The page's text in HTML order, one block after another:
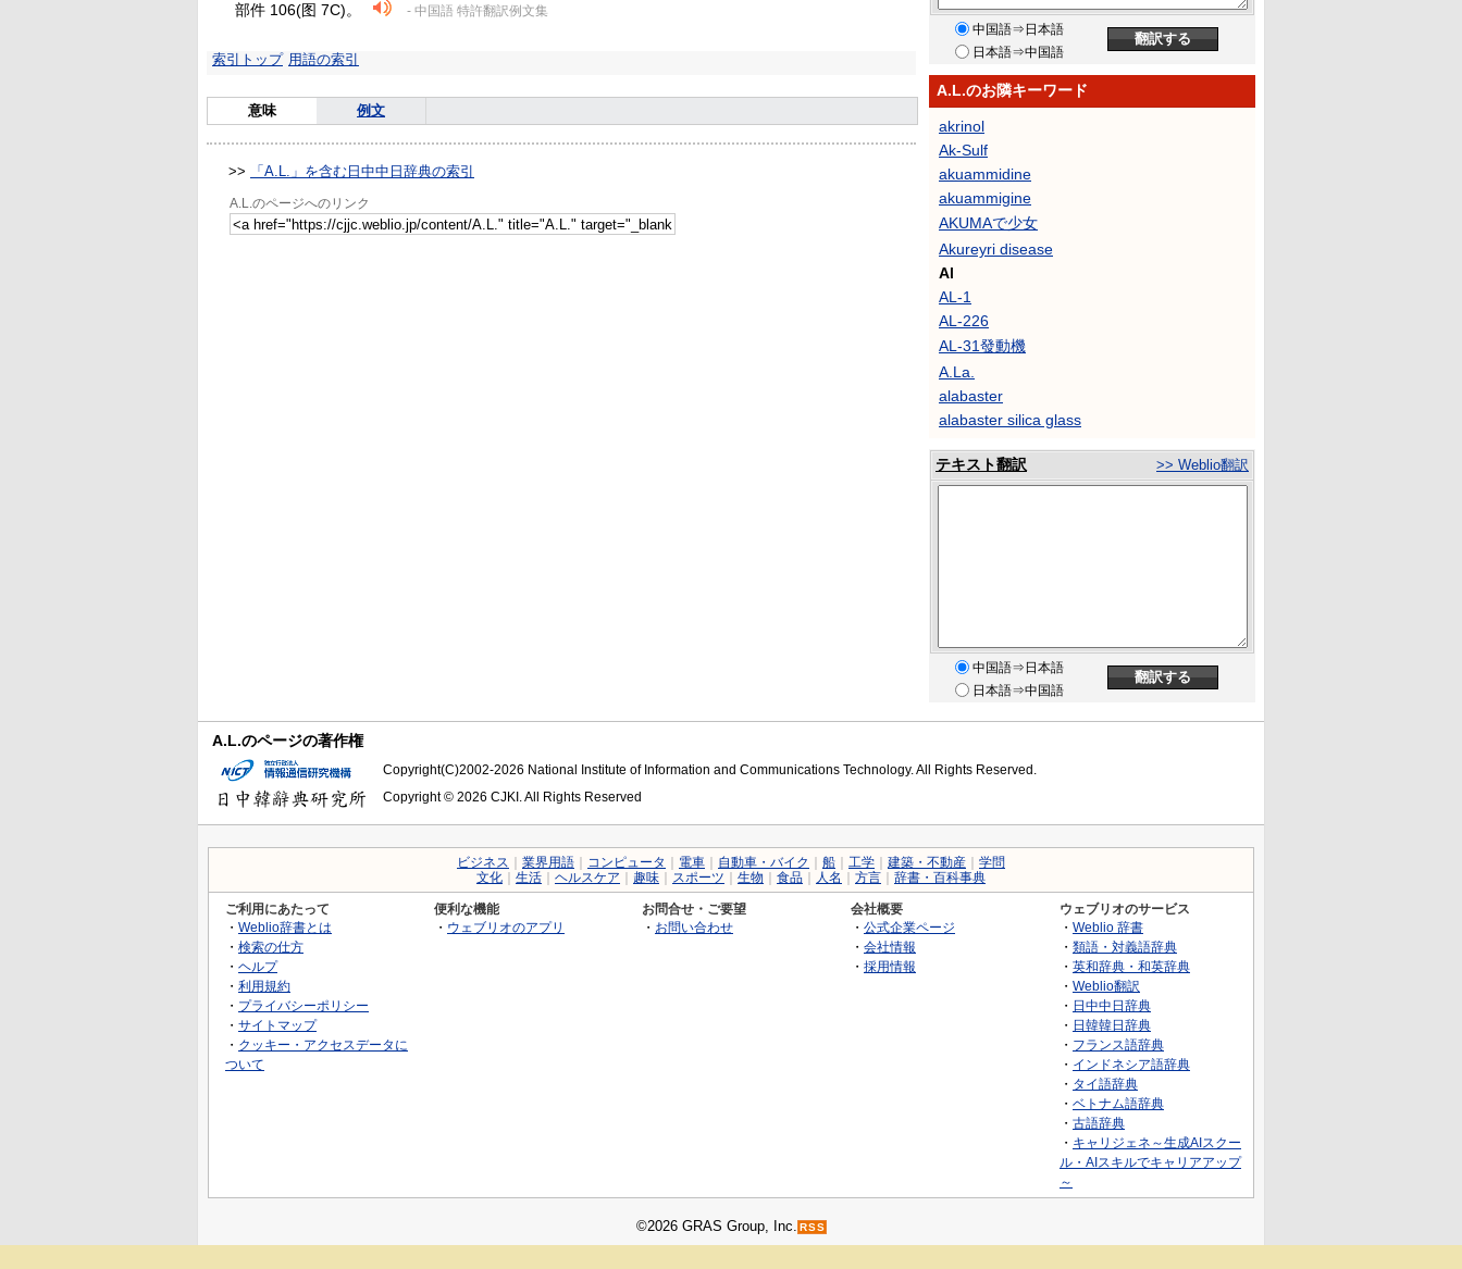
部件 106(图 7C)。
- 中国語 特許翻訳例文集
索引トップ 用語の索引
意味 例文
>> 「A.L.」を含む日中中日辞典の索引
A.L.のページへのリンク
中国語⇒日本語
日本語⇒中国語
A.L.のお隣キーワード
akrinol
Ak-Sulf
akuammidine
akuammigine
AKUMAで少女
Akureyri disease
Al
AL-1
AL-226
AL-31發動機
A.La.
alabaster
alabaster silica glass
テキスト翻訳 >> Weblio翻訳
中国語⇒日本語
日本語⇒中国語
A.L.のページの著作権
Copyright(C)2002-2026 National Institute of Information and Communications Technology. All Rights Reserved.
Copyright © 2026 CJKI. All Rights Reserved
ビジネス 業界用語 コンピュータ 電車 自動車・バイク 船 工学 建築・不動産
学問
文化
生活 ヘルスケア 趣味 スポーツ 生物 食品 人名 方言 辞書・百科事典
ご利用にあたって
・ Weblio辞書とは
・ 検索の仕方
・ ヘルプ
・ 利用規約
・ プライバシーポリシー
・ サイトマップ
・ クッキー・アクセスデータに
ついて
便利な機能
・ ウェブリオのアプリ
お問合せ・ご要望
・ お問い合わせ
会社概要
・ 公式企業ページ
・ 会社情報
・ 採用情報
ウェブリオのサービス
・ Weblio 辞書
・ 類語・対義語辞典
・ 英和辞典・和英辞典
・ Weblio翻訳
・ 日中中日辞典
・ 日韓韓日辞典
・ フランス語辞典
・ インドネシア語辞典
・ タイ語辞典
・ ベトナム語辞典
・ 古語辞典
・ キャリジェネ～生成AIスクー
ル・AIスキルでキャリアアップ
～
©2026 GRAS Group, Inc. RSS